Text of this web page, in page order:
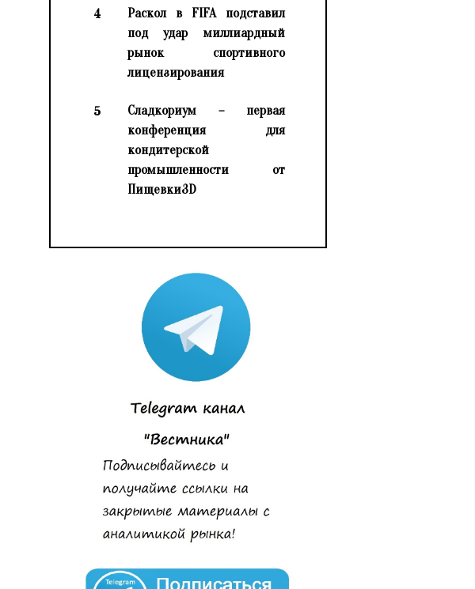
4
Раскол в FIFA подставил
под удар миллиардный
рынок спортивного
лицензирования
5
Сладкориум – первая
конференция для
кондитерской
промышленности от
Пищевки3D